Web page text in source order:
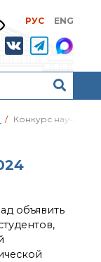
РУС ENG
Конкурс научных
объявить